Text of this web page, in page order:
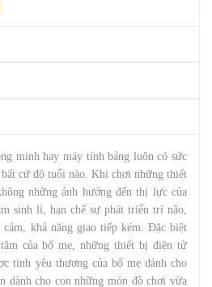
minh hay máy tính bảng luôn có sức
cứ độ tuổi nào. Khi chơi những thiết
những ảnh hưởng đến thị lực của
sinh lí, hạn chế sự phát triển trí não,
khả năng giao tiếp kém. Đặc biệt
của bố mẹ, những thiết bị điện tử
tình yêu thương của bố mẹ dành cho
dành cho con những món đồ chơi vừa